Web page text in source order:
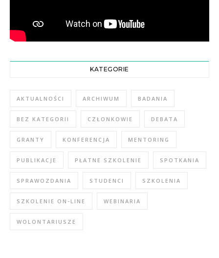
KATEGORIE
AKTUALNOŚCI ARCHIWUM BADANIA
BEZ KATEGORII CZŁONKOWIE DEBATA
GRANTY KONFERENCJA MENTORING
PUBLIKACJE PŁATNE SZKOLENIE SPOTKANIA
SPRAWOZDANIA STUDENCI SZKOLENIA
SZKOLENIE ON-LINE WEBINARIA
WOLONTARIUSZE